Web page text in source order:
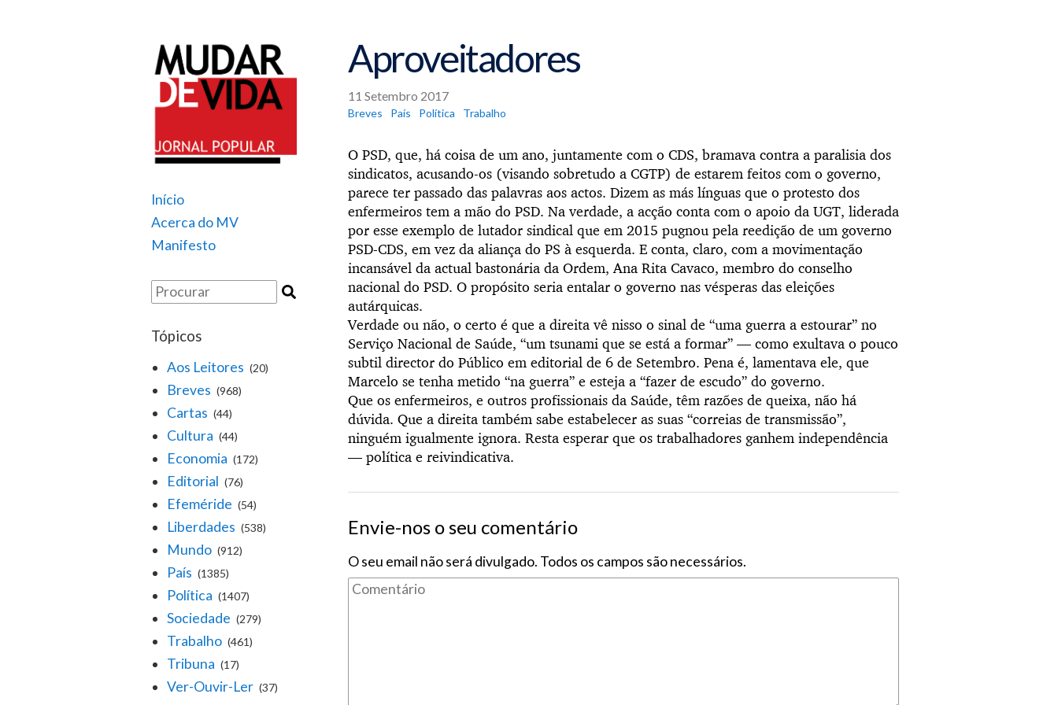
Início
Acerca do MV
Manifesto
Tópicos
Aos Leitores (20)
Breves (968)
Cartas (44)
Cultura (44)
Economia (172)
Editorial (76)
Efeméride (54)
Liberdades (538)
Mundo (912)
País (1385)
Política (1407)
Sociedade (279)
Trabalho (461)
Tribuna (17)
Ver-Ouvir-Ler (37)
Aproveitadores
11 Setembro 2017
Breves País Política Trabalho
O PSD, que, há coisa de um ano, juntamente com o CDS, bramava contra a paralisia dos
sindicatos, acusando-os (visando sobretudo a CGTP) de estarem feitos com o governo,
parece ter passado das palavras aos actos. Dizem as más línguas que o protesto dos
enfermeiros tem a mão do PSD. Na verdade, a acção conta com o apoio da UGT, liderada
por esse exemplo de lutador sindical que em 2015 pugnou pela reedição de um governo
PSD-CDS, em vez da aliança do PS à esquerda. E conta, claro, com a movimentação
incansável da actual bastonária da Ordem, Ana Rita Cavaco, membro do conselho
nacional do PSD. O propósito seria entalar o governo nas vésperas das eleições
autárquicas.
Verdade ou não, o certo é que a direita vê nisso o sinal de “uma guerra a estourar” no
Serviço Nacional de Saúde, “um tsunami que se está a formar” — como exultava o pouco
subtil director do Público em editorial de 6 de Setembro. Pena é, lamentava ele, que
Marcelo se tenha metido “na guerra” e esteja a “fazer de escudo” do governo.
Que os enfermeiros, e outros profissionais da Saúde, têm razões de queixa, não há
dúvida. Que a direita também sabe estabelecer as suas “correias de transmissão”,
ninguém igualmente ignora. Resta esperar que os trabalhadores ganhem independência
— política e reivindicativa.
Envie-nos o seu comentário
O seu email não será divulgado. Todos os campos são necessários.